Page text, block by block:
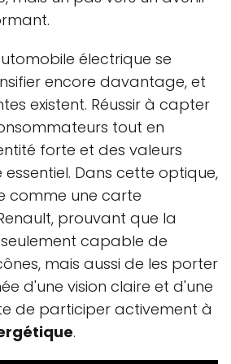
électrique se
encore davantage, et
existent. Réussir à capter
tout en
forte et des valeurs
essentiel. Dans cette optique,
comme une carte
prouvant que la
capable de
mais aussi de les porter
d'une vision claire et d'une
de participer activement à
.